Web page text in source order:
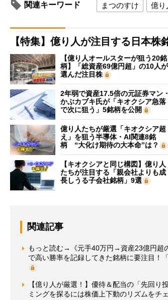
関連キーワード まつのすけ 億り
【特集】億り人が注目する日本株
【億り人オールスターが狙う20銘
柄】「総資産69億円超」の10人が
選んだ注目株
2年弱で資産17.5倍の元証券マン・
かぶカブキ氏が「キオクシア急落
で次に狙う」5銘柄を公開
億り人たちが厳選「キオクシア超
え」を狙う半導体・AI関連8銘
柄 “大化け期待の大本命”は？
【キオクシアと同じ構図】億り人
たちが注目する「親会社よりも成
長しうる子会社銘柄」9選
関連記事
もっと読む→《元手40万円→資産23億円超
で高い勝率を記録してきた銘柄に要注目！
【億り人が厳選！】優待＆配当の「先回
ミングを探るには株価上下動のリズムをチ